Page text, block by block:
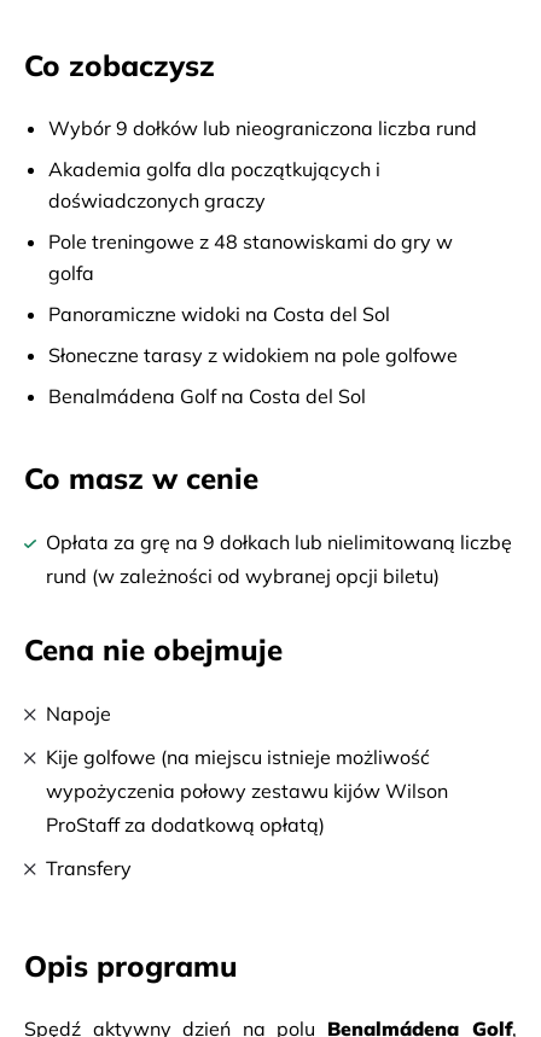
Co zobaczysz
Wybór 9 dołków lub nieograniczona liczba rund
Akademia golfa dla początkujących i
doświadczonych graczy
Pole treningowe z 48 stanowiskami do gry w
golfa
Panoramiczne widoki na Costa del Sol
Słoneczne tarasy z widokiem na pole golfowe
Benalmádena Golf na Costa del Sol
Co masz w cenie
Opłata za grę na 9 dołkach lub nielimitowaną liczbę
rund (w zależności od wybranej opcji biletu)
Cena nie obejmuje
Napoje
Kije golfowe (na miejscu istnieje możliwość
wypożyczenia połowy zestawu kijów Wilson
ProStaff za dodatkową opłatą)
Transfery
Opis programu
Spędź aktywny dzień na polu Benalmádena Golf,